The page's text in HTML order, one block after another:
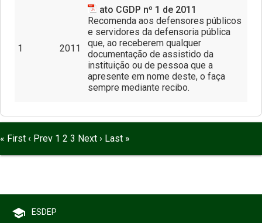
1 2011
ato CGDP nº 1 de 2011
Recomenda aos defensores públicos
e servidores da defensoria pública
que, ao receberem qualquer
documentação de assistido da
instituição ou de pessoa que a
apresente em nome deste, o faça
sempre mediante recibo.
« First ‹ Prev 1 2 3 Next › Last »
school ESDEP